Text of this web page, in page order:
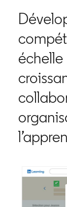
échelle